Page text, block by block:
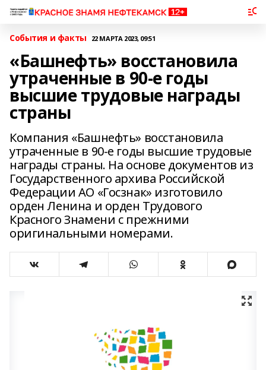
События и факты 22 МАРТА 2023, 09:51
«Башнефть» восстановила
утраченные в 90-е годы
высшие трудовые награды
страны
Компания «Башнефть» восстановила
утраченные в 90-е годы высшие трудовые
награды страны. На основе документов из
Государственного архива Российской
Федерации АО «Госзнак» изготовило
орден Ленина и орден Трудового
Красного Знамени с прежними
оригинальными номерами.